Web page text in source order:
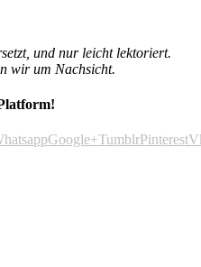
und nur leicht lektoriert.
wir um Nachsicht.
Google+TumblrPinterest